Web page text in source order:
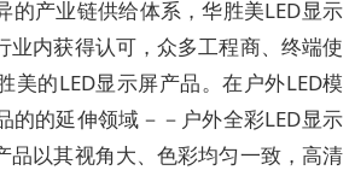
的产业链供给体系，华胜美LED显示
业内获得认可，众多工程商、终端使
美的LED显示屏产品。在户外LED模
的的延伸领域－－户外全彩LED显示
品以其视角大、色彩均匀一致，高清